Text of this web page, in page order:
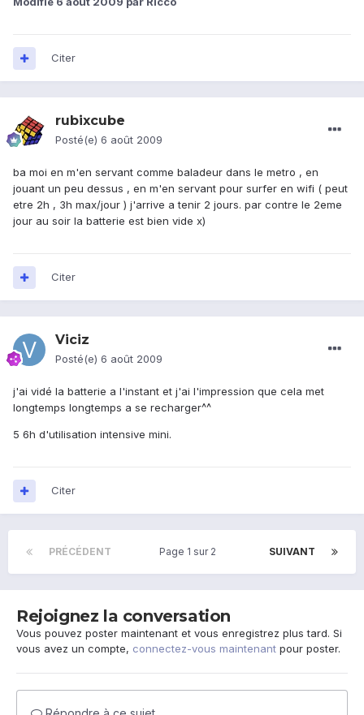
Citer
rubixcube
Posté(e) 6 août 2009
ba moi en m'en servant comme baladeur dans le metro , en
jouant un peu dessus , en m'en servant pour surfer en wifi ( peut
etre 2h , 3h max/jour ) j'arrive a tenir 2 jours. par contre le 2eme
jour au soir la batterie est bien vide x)
Citer
Viciz
Posté(e) 6 août 2009
j'ai vidé la batterie a l'instant et j'ai l'impression que cela met
longtemps longtemps a se recharger^^
5 6h d'utilisation intensive mini.
Citer
PRÉCÉDENT SUIVANT
Page 1 sur 2
Rejoignez la conversation
Vous pouvez poster maintenant et vous enregistrez plus tard. Si
vous avez un compte, connectez-vous maintenant pour poster.